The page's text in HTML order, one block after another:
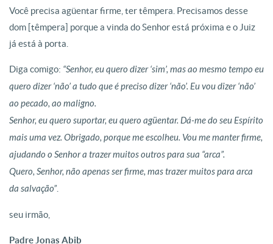
Você precisa agüentar firme, ter têmpera. Precisamos desse
dom [têmpera] porque a vinda do Senhor está próxima e o Juiz
já está à porta.
Diga comigo: “Senhor, eu quero dizer ‘sim’, mas ao mesmo tempo eu
quero dizer ‘não’ a tudo que é preciso dizer ‘não’. Eu vou dizer ‘não’
ao pecado, ao maligno.
Senhor, eu quero suportar, eu quero agüentar. Dá-me do seu Espírito
mais uma vez. Obrigado, porque me escolheu. Vou me manter firme,
ajudando o Senhor a trazer muitos outros para sua “arca”.
Quero, Senhor, não apenas ser firme, mas trazer muitos para arca
da salvação”.
seu irmão,
Padre Jonas Abib